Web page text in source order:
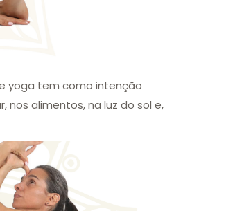
yoga tem como intenção
nos alimentos, na luz do sol e,